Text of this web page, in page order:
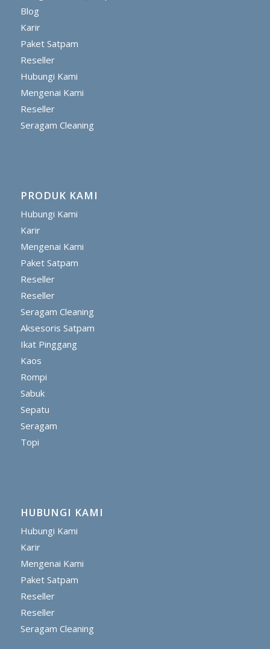
Blog
Karir
Paket Satpam
Reseller
Hubungi Kami
Mengenai Kami
Reseller
Seragam Cleaning
PRODUK KAMI
Hubungi Kami
Karir
Mengenai Kami
Paket Satpam
Reseller
Reseller
Seragam Cleaning
Aksesoris Satpam
Ikat Pinggang
Kaos
Rompi
Sabuk
Sepatu
Seragam
Topi
HUBUNGI KAMI
Hubungi Kami
Karir
Mengenai Kami
Paket Satpam
Reseller
Reseller
Seragam Cleaning